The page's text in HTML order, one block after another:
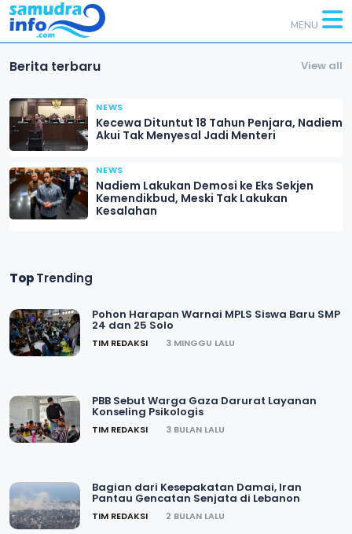
MENU
Berita terbaru View all
NEWS
Kecewa Dituntut 18 Tahun Penjara, Nadiem
Akui Tak Menyesal Jadi Menteri
NEWS
Nadiem Lakukan Demosi ke Eks Sekjen
Kemendikbud, Meski Tak Lakukan
Kesalahan
TopTrending
Pohon Harapan Warnai MPLS Siswa Baru SMP
24 dan 25 Solo
TIM REDAKSI 3 MINGGU LALU
PBB Sebut Warga Gaza Darurat Layanan
Konseling Psikologis
TIM REDAKSI 3 BULAN LALU
Bagian dari Kesepakatan Damai, Iran
Pantau Gencatan Senjata di Lebanon
TIM REDAKSI 2 BULAN LALU